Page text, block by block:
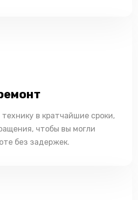
в кратчайшие сроки,
чтобы вы могли
без задержек.